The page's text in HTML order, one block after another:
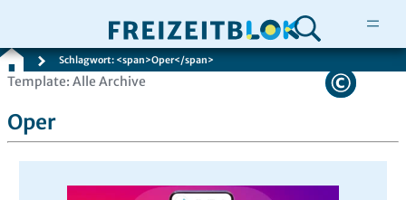
Zum
springen
Schlagwort: <span>Oper</span>
Template: Alle Archive
Oper